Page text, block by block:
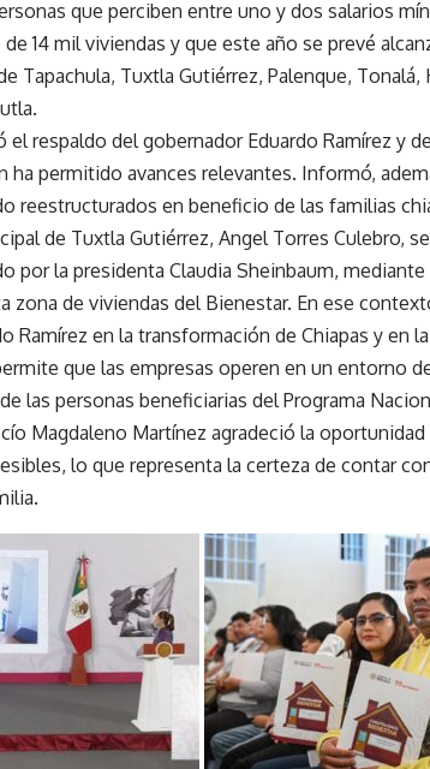
que perciben entre uno y dos salarios
14 mil viviendas y que este año se prevé
Tapachula, Tuxtla Gutiérrez, Palenque, Tonalá,
el respaldo del gobernador Eduardo Ramírez y
ha permitido avances relevantes. Informó,
reestructurados en beneficio de las familias
de Tuxtla Gutiérrez, Angel Torres Culebro,
por la presidenta Claudia Sheinbaum,
zona de viviendas del Bienestar. En ese
Ramírez en la transformación de Chiapas y en
que las empresas operen en un entorno
las personas beneficiarias del Programa
Magdaleno Martínez agradeció la
lo que representa la certeza de contar